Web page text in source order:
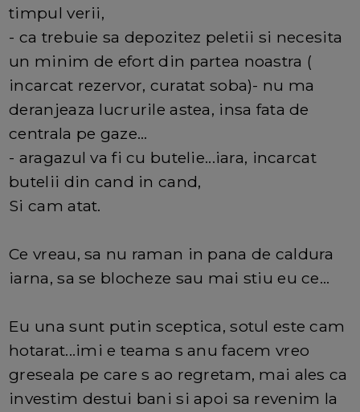
timpul verii,
- ca trebuie sa depozitez peletii si necesita
un minim de efort din partea noastra (
incarcat rezervor, curatat soba)- nu ma
deranjeaza lucrurile astea, insa fata de
centrala pe gaze...
- aragazul va fi cu butelie...iara, incarcat
butelii din cand in cand,
Si cam atat.
Ce vreau, sa nu raman in pana de caldura
iarna, sa se blocheze sau mai stiu eu ce...
Eu una sunt putin sceptica, sotul este cam
hotarat...imi e teama s anu facem vreo
greseala pe care s ao regretam, mai ales ca
investim destui bani si apoi sa revenim la